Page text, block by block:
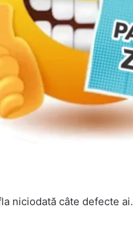
niciodată câte defecte ai.